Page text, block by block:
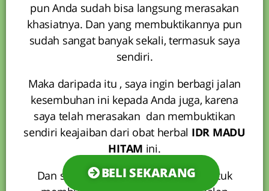
pun Anda sudah bisa langsung merasakan
khasiatnya. Dan yang membuktikannya pun
sudah sangat banyak sekali, termasuk saya
sendiri.
Maka daripada itu , saya ingin berbagi jalan
kesembuhan ini kepada Anda juga, karena
saya telah merasakan dan membuktikan
sendiri keajaiban dari obat herbal IDR MADU
HITAM ini.
Dan sekarang adalah giliran anda untuk
BELI SEKARANG